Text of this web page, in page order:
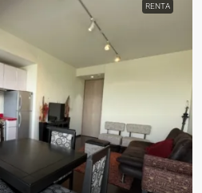
RENTA